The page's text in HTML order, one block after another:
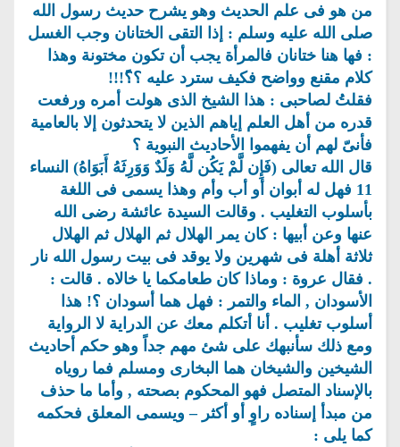
من هو فى علم الحديث وهو يشرح حديث رسول الله
صلى الله عليه وسلم : إذا التقى الختانان وجب الغسل
: فها هنا ختانان فالمرأة يجب أن تكون مختونة وهذا
كلام مقنع وواضح فكيف سترد عليه ؟؟ً!!!
فقلتُ لصاحبى : هذا الشيخ الذى هولت أمره ورفعت
قدره من أهل العلم إياهم الذين لا يتحدثون إلا بالعامية
فأنىّ لهم أن يفهموا الأحاديث النبوية ؟
قال الله تعالى (فَإِن لَّمْ يَكُن لَّهُ وَلَدٌ وَوَرِثَهُ أَبَوَاهُ) النساء
11 فهل له أبوان أو أب وأم وهذا يسمى فى اللغة
بأسلوب التغليب . وقالت السيدة عائشة رضى الله
عنها وعن أبيها : كان يمر الهلال ثم الهلال ثم الهلال
ثلاثة أهلة فى شهرين ولا يوقد فى بيت رسول الله نار
. فقال عروة : وماذا كان طعامكما يا خالاه . قالت :
الأسودان , الماء والتمر : فهل هما أسودان ؟! هذا
أسلوب تغليب . أنا أتكلم معك عن الدراية لا الرواية
ومع ذلك سأنبهك على شئ مهم جداً وهو حكم أحاديث
الشيخين والشيخان هما البخارى ومسلم فما روياه
بالإسناد المتصل فهو المحكوم بصحته , وأما ما حذف
من مبدأ إسناده راوٍ أو أكثر – ويسمى المعلق فحكمه
كما يلى :